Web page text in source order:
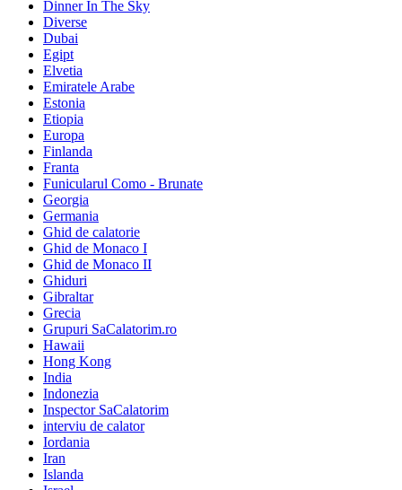
Dinner In The Sky
Diverse
Dubai
Egipt
Elvetia
Emiratele Arabe
Estonia
Etiopia
Europa
Finlanda
Franta
Funicularul Como - Brunate
Georgia
Germania
Ghid de calatorie
Ghid de Monaco I
Ghid de Monaco II
Ghiduri
Gibraltar
Grecia
Grupuri SaCalatorim.ro
Hawaii
Hong Kong
India
Indonezia
Inspector SaCalatorim
interviu de calator
Iordania
Iran
Islanda